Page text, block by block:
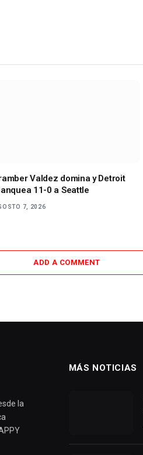
Valdez domina y Detroit
11-0 a Seattle
7, 2026
ADD A COMMENT
la
MÁS NOTICIAS